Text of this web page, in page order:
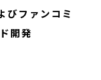
びファンコミ
開発